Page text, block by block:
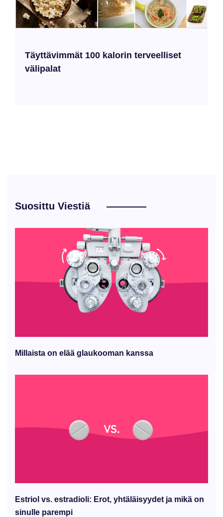
Täyttävimmät 100 kalorin terveelliset
välipalat
Suosittu Viestiä
Millaista on elää glaukooman kanssa
Estriol vs. estradioli: Erot, yhtäläisyydet ja mikä on
sinulle parempi